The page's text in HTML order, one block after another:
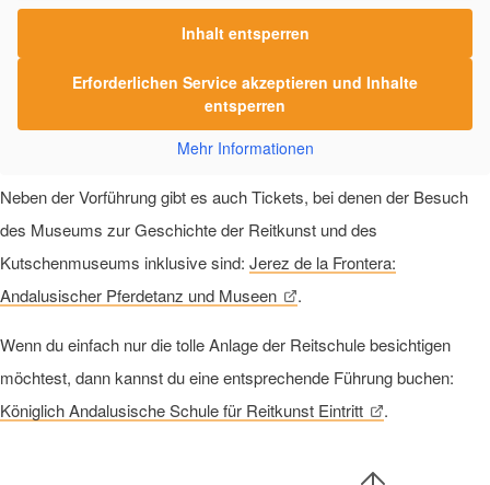
Inhalt entsperren
Erforderlichen Service akzeptieren und Inhalte
entsperren
Mehr Informationen
Neben der Vorführung gibt es auch Tickets, bei denen der Besuch
des Museums zur Geschichte der Reitkunst und des
Kutschenmuseums inklusive sind: Jerez de la Frontera:
Andalusischer Pferdetanz und Museen
.
Wenn du einfach nur die tolle Anlage der Reitschule besichtigen
möchtest, dann kannst du eine entsprechende Führung buchen:
Königlich Andalusische Schule für Reitkunst Eintritt
.